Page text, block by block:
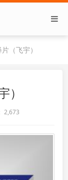
（飞宇）
）
2,673